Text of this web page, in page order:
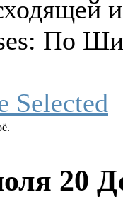
По
20